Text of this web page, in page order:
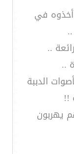
في
..
..
الدببة
!!
يهربون